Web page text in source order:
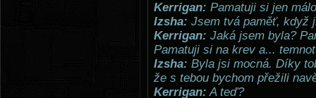
Kerrigan: Pamatuji si jen
Izsha: Jsem tvá paměť, když
Kerrigan: Jaká jsem byla?
Pamatuji si na krev a...
Izsha: Byla jsi mocná. Díky
že s tebou bychom přežili
Kerrigan: A teď?